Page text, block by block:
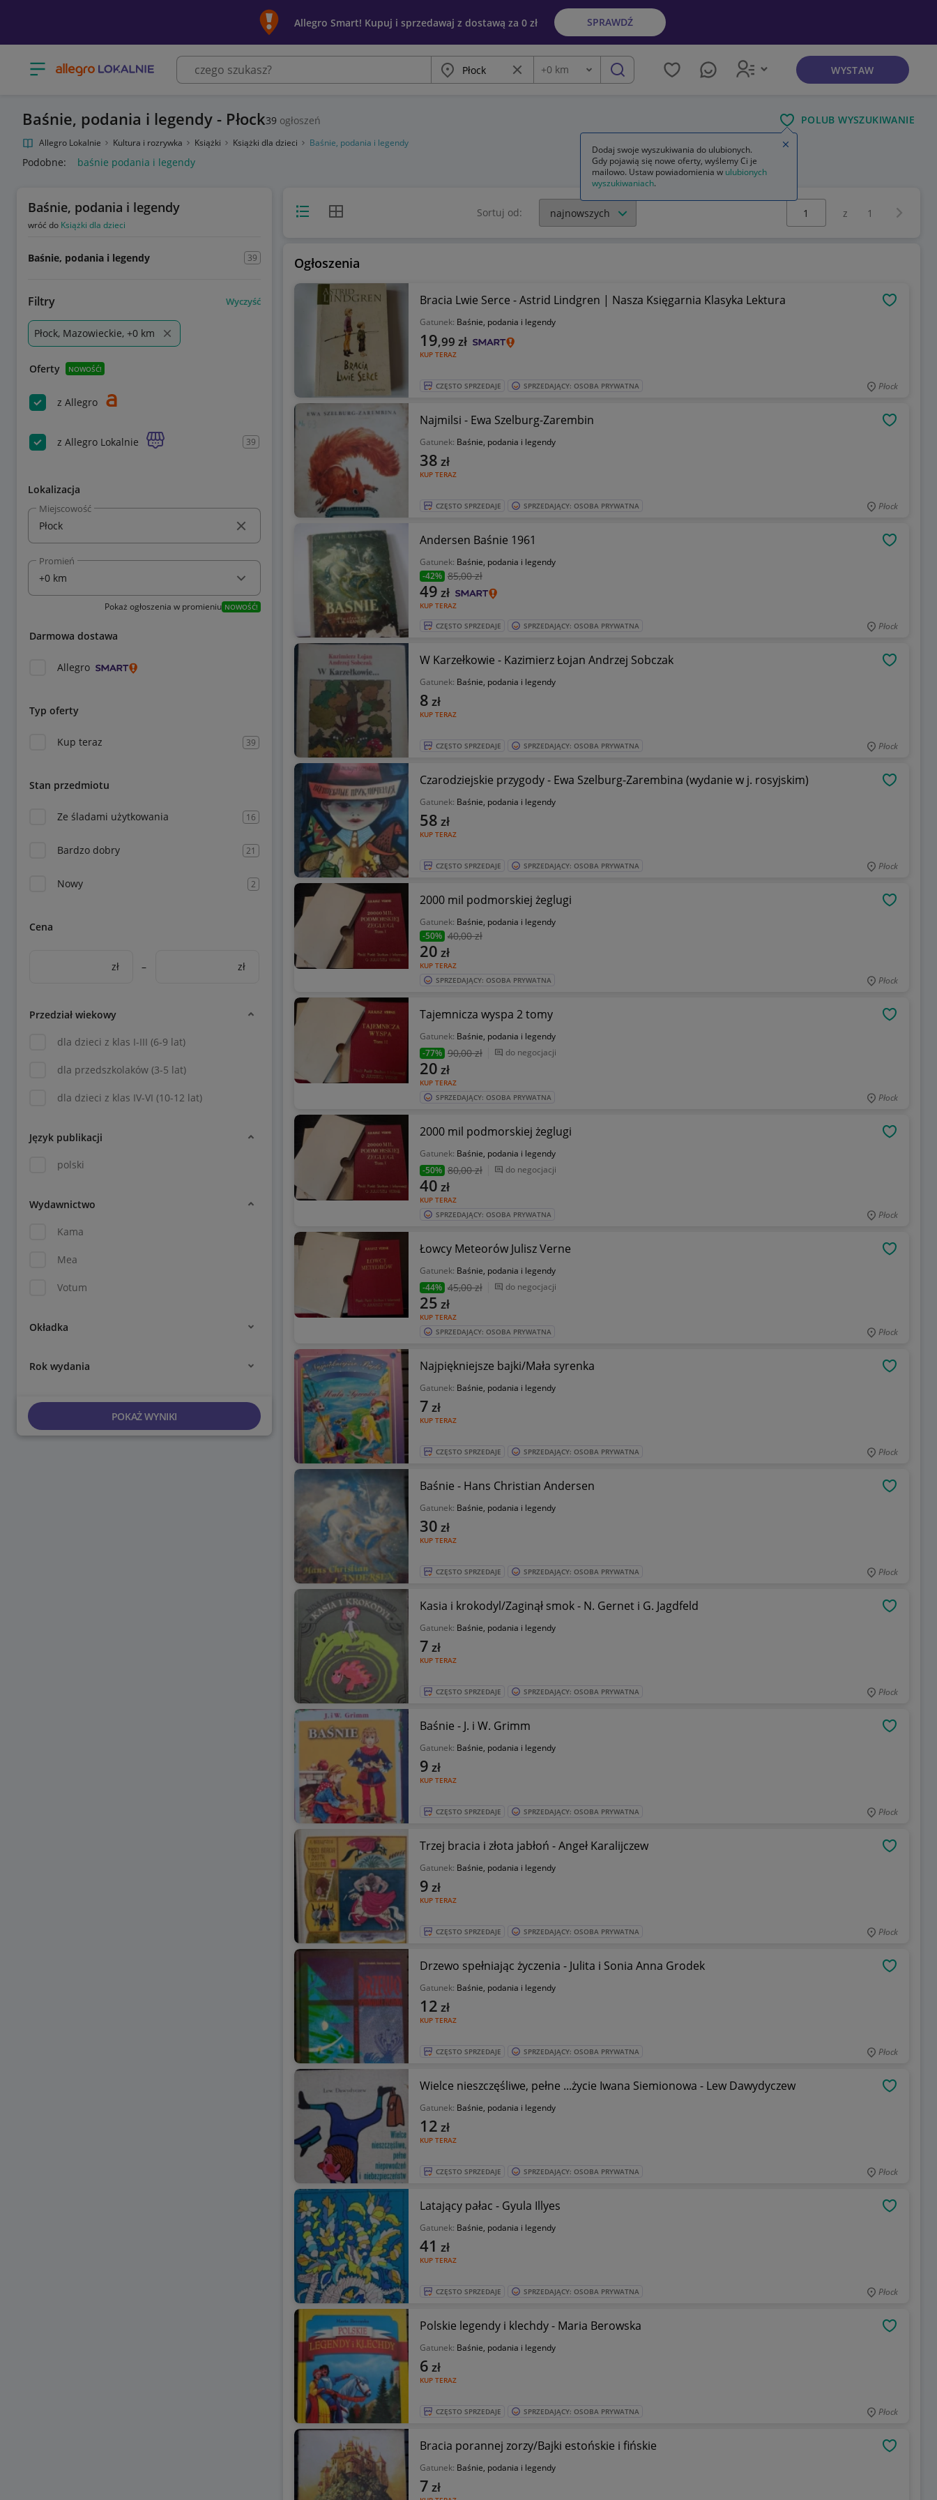
Allegro Smart! Kupuj i sprzedawaj z dostawą za 0 zł SPRAWDŹ
Otwórz menu z kategoriami Miasto Wyczyść frazę
Odległość
+0 km szukaj WYSTAW
Baśnie, podania i legendy - Płock39 ogłoszeń POLUB WYSZUKIWANIE
Allegro Lokalnie Kultura i rozrywka Książki Książki dla dzieci Baśnie, podania i legendy
Podobne: baśnie podania i legendy
Baśnie, podania i legendy
wróć do Książki dla dzieci
Baśnie, podania i legendy 39
Filtry Wyczyść
Płock, Mazowieckie, +0 km
Oferty NOWOŚĆ!
z Allegro
z Allegro Lokalnie 39
Lokalizacja
Miejscowość
Promień
Pokaż ogłoszenia w promieniu NOWOŚĆ!
Darmowa dostawa
Allegro
Typ oferty
Kup teraz 39
Stan przedmiotu
Ze śladami użytkowania 16
Bardzo dobry 21
Nowy 2
Cena
zł – zł
Przedział wiekowy
dla dzieci z klas I-III (6-9 lat)
dla przedszkolaków (3-5 lat)
dla dzieci z klas IV-VI (10-12 lat)
Język publikacji
polski
Wydawnictwo
Kama
Mea
Votum
Okładka
Rok wydania
POKAŻ WYNIKI
Widok listyWidok siatki Sortuj od:
Wybierz stronę:
z 1
Ogłoszenia
Bracia Lwie Serce - Astrid Lindgren | Nasza Księgarnia Klasyka Lektura
Gatunek: Baśnie, podania i legendy
KUP TERAZ
19,99 zł
CZĘSTO SPRZEDAJE SPRZEDAJĄCY: OSOBA PRYWATNA Płock
Najmilsi - Ewa Szelburg-Zarembin
Gatunek: Baśnie, podania i legendy
KUP TERAZ
38 zł
CZĘSTO SPRZEDAJE SPRZEDAJĄCY: OSOBA PRYWATNA Płock
Andersen Baśnie 1961
Gatunek: Baśnie, podania i legendy
-42% 85,00 zł
KUP TERAZ
49 zł
CZĘSTO SPRZEDAJE SPRZEDAJĄCY: OSOBA PRYWATNA Płock
W Karzełkowie - Kazimierz Łojan Andrzej Sobczak
Gatunek: Baśnie, podania i legendy
KUP TERAZ
8 zł
CZĘSTO SPRZEDAJE SPRZEDAJĄCY: OSOBA PRYWATNA Płock
Czarodziejskie przygody - Ewa Szelburg-Zarembina (wydanie w j. rosyjskim)
Gatunek: Baśnie, podania i legendy
KUP TERAZ
58 zł
CZĘSTO SPRZEDAJE SPRZEDAJĄCY: OSOBA PRYWATNA Płock
2000 mil podmorskiej żeglugi
Gatunek: Baśnie, podania i legendy
-50% 40,00 zł
KUP TERAZ
20 zł
SPRZEDAJĄCY: OSOBA PRYWATNA Płock
Tajemnicza wyspa 2 tomy
Gatunek: Baśnie, podania i legendy
-77% 90,00 zł do negocjacji
KUP TERAZ
20 zł
SPRZEDAJĄCY: OSOBA PRYWATNA Płock
2000 mil podmorskiej żeglugi
Gatunek: Baśnie, podania i legendy
-50% 80,00 zł do negocjacji
KUP TERAZ
40 zł
SPRZEDAJĄCY: OSOBA PRYWATNA Płock
Łowcy Meteorów Julisz Verne
Gatunek: Baśnie, podania i legendy
-44% 45,00 zł do negocjacji
KUP TERAZ
25 zł
SPRZEDAJĄCY: OSOBA PRYWATNA Płock
Najpiękniejsze bajki/Mała syrenka
Gatunek: Baśnie, podania i legendy
KUP TERAZ
7 zł
CZĘSTO SPRZEDAJE SPRZEDAJĄCY: OSOBA PRYWATNA Płock
Baśnie - Hans Christian Andersen
Gatunek: Baśnie, podania i legendy
KUP TERAZ
30 zł
CZĘSTO SPRZEDAJE SPRZEDAJĄCY: OSOBA PRYWATNA Płock
Kasia i krokodyl/Zaginął smok - N. Gernet i G. Jagdfeld
Gatunek: Baśnie, podania i legendy
KUP TERAZ
7 zł
CZĘSTO SPRZEDAJE SPRZEDAJĄCY: OSOBA PRYWATNA Płock
Baśnie - J. i W. Grimm
Gatunek: Baśnie, podania i legendy
KUP TERAZ
9 zł
CZĘSTO SPRZEDAJE SPRZEDAJĄCY: OSOBA PRYWATNA Płock
Trzej bracia i złota jabłoń - Angeł Karalijczew
Gatunek: Baśnie, podania i legendy
KUP TERAZ
9 zł
CZĘSTO SPRZEDAJE SPRZEDAJĄCY: OSOBA PRYWATNA Płock
Drzewo spełniając życzenia - Julita i Sonia Anna Grodek
Gatunek: Baśnie, podania i legendy
KUP TERAZ
12 zł
CZĘSTO SPRZEDAJE SPRZEDAJĄCY: OSOBA PRYWATNA Płock
Wielce nieszczęśliwe, pełne ...życie Iwana Siemionowa - Lew Dawydyczew
Gatunek: Baśnie, podania i legendy
KUP TERAZ
12 zł
CZĘSTO SPRZEDAJE SPRZEDAJĄCY: OSOBA PRYWATNA Płock
Latający pałac - Gyula Illyes
Gatunek: Baśnie, podania i legendy
KUP TERAZ
41 zł
CZĘSTO SPRZEDAJE SPRZEDAJĄCY: OSOBA PRYWATNA Płock
Polskie legendy i klechdy - Maria Berowska
Gatunek: Baśnie, podania i legendy
KUP TERAZ
6 zł
CZĘSTO SPRZEDAJE SPRZEDAJĄCY: OSOBA PRYWATNA Płock
Bracia porannej zorzy/Bajki estońskie i fińskie
Gatunek: Baśnie, podania i legendy
7 zł
Dodaj swoje wyszukiwania do ulubionych.
Gdy pojawią się nowe oferty, wyślemy Ci je
mailowo. Ustaw powiadomienia w ulubionych
wyszukiwaniach.
Zamknij wskazówkę